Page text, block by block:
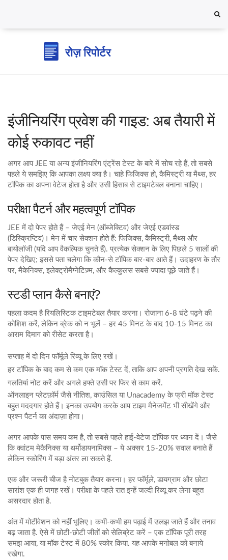
इंजीनियरिंग प्रवेश की गाइड: अब तैयारी में
कोई रुकावट नहीं
अगर आप JEE या अन्य इंजीनियरिंग एंट्रेंस टेस्ट के बारे में सोच रहे हैं, तो सबसे
पहले ये समझिए कि आपका लक्ष्य क्या है। चाहे फिजिक्स हो, कैमिस्ट्री या मैथ्स, हर
टॉपिक का अपना वेटेज होता है और उसी हिसाब से टाइमटेबल बनाना चाहिए।
परीक्षा पैटर्न और महत्वपूर्ण टॉपिक
JEE में दो पेपर होते हैं – जेएई मेन (ऑब्जेक्टिव) और जेएई एडवांस्ड
(डिस्क्रिप्टिव)। मेन में चार सेक्शन होते हैं: फिजिक्स, कैमिस्ट्री, मैथ्स और
बायोलॉजी (यदि आप वैकल्पिक चुनते हैं). प्रत्येक सेक्शन के लिए पिछले 5 सालों की
पेपर देखिए; इससे पता चलेगा कि कौन‑से टॉपिक बार‑बार आते हैं। उदाहरण के तौर
पर, मैकेनिक्स, इलेक्ट्रोमैग्नेटिज़्म, और कैल्कुलस सबसे ज्यादा पूछे जाते हैं।
स्टडी प्लान कैसे बनाएं?
पहला कदम है रियलिस्टिक टाइमटेबल तैयार करना। रोजाना 6‑8 घंटे पढ़ने की
कोशिश करें, लेकिन ब्रेक को न भूलें – हर 45 मिनट के बाद 10‑15 मिनट का
आराम दिमाग को रीसेट करता है।
सप्ताह में दो दिन फॉर्मूले रिव्यू के लिए रखें।
हर टॉपिक के बाद कम से कम एक मॉक टेस्ट दें, ताकि आप अपनी प्रगति देख सकें.
गलतियां नोट करें और अगले हफ्ते उसी पर फिर से काम करें.
ऑनलाइन प्लेटफ़ॉर्म जैसे नीतिश, काउंसिल या Unacademy के फ्री मॉक टेस्ट
बहुत मददगार होते हैं। इनका उपयोग करके आप टाइम मैनेजमेंट भी सीखेंगे और
प्रश्न पैटर्न का अंदाज़ा होगा।
अगर आपके पास समय कम है, तो सबसे पहले हाई-वेटेज टॉपिक पर ध्यान दें। जैसे
कि क्वांटम मेकैनिक्स या थर्मोडायनामिक्स – ये अक्सर 15‑20% सवाल बनाते हैं
लेकिन स्कोरिंग में बड़ा अंतर ला सकते हैं.
एक और जरूरी चीज है नोटबुक तैयार करना। हर फॉर्मूले, डायग्राम और छोटा
सारांश एक ही जगह रखें। परीक्षा के पहले रात इन्हें जल्दी रिव्यू कर लेना बहुत
असरदार होता है.
अंत में मोटीवेशन को नहीं भूलिए। कभी‑कभी हम पढ़ाई में उलझ जाते हैं और तनाव
बढ़ जाता है. ऐसे में छोटी‑छोटी जीतों को सेलिब्रेट करें – एक टॉपिक पूरी तरह
समझ आया, या मॉक टेस्ट में 80% स्कोर किया. यह आपके मनोबल को बनाये
रखेगा.